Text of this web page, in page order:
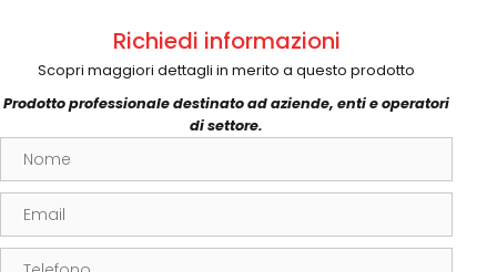
Richiedi informazioni
Scopri maggiori dettagli in merito a questo prodotto
Prodotto professionale destinato ad aziende, enti e operatori
di settore.
Nome
Email
Telefono